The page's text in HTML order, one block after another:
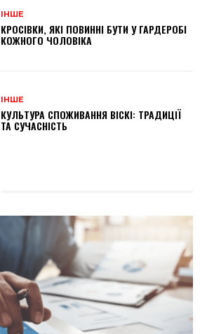
ІНШЕ
КРОСІВКИ, ЯКІ ПОВИННІ БУТИ У ГАРДЕРОБІ
КОЖНОГО ЧОЛОВІКА
ІНШЕ
КУЛЬТУРА СПОЖИВАННЯ ВІСКІ: ТРАДИЦІЇ
ТА СУЧАСНІСТЬ